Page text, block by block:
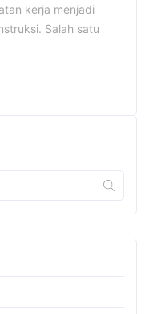
kerja menjadi
Salah satu